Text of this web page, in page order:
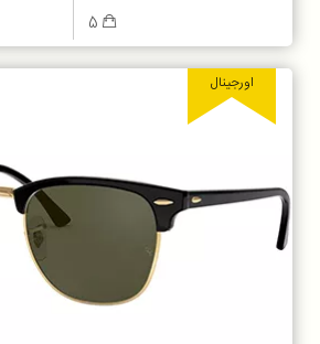
5
اورجینال